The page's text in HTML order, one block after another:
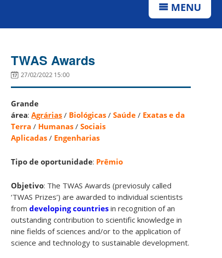
MENU
TWAS Awards
27/02/2022 15:00
Grande
área:Agrárias / Biológicas /Saúde / Exatas e da
Terra / Humanas /Sociais
Aplicadas / Engenharias
Tipo de oportunidade: Prêmio
Objetivo: The TWAS Awards (previosuly called
‘TWAS Prizes’) are awarded to individual scientists
fromdeveloping countries in recognition of an
outstanding contribution to scientific knowledge in
nine fields of sciences and/or to the application of
science and technology to sustainable development.